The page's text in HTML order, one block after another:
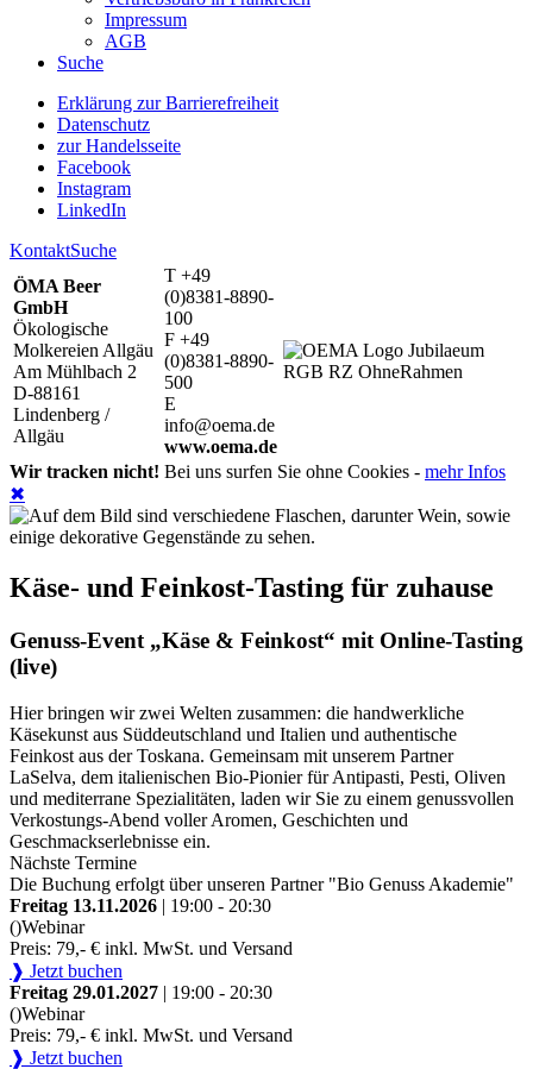
Impressum
AGB
Suche
Erklärung zur Barrierefreiheit
Datenschutz
zur Handelsseite
Facebook
Instagram
LinkedIn
KontaktSuche
ÖMA Beer
GmbH
Ökologische
Molkereien Allgäu
Am Mühlbach 2
D-88161
Lindenberg /
Allgäu
T +49
(0)8381-8890-
100
F +49
(0)8381-8890-
500
E
info@oema.de
www.oema.de
Wir tracken nicht! Bei uns surfen Sie ohne Cookies - mehr Infos
✖
Käse- und Feinkost-Tasting für zuhause
Genuss-Event „Käse & Feinkost“ mit Online-Tasting
(live)
Hier bringen wir zwei Welten zusammen: die handwerkliche
Käsekunst aus Süddeutschland und Italien und authentische
Feinkost aus der Toskana. Gemeinsam mit unserem Partner
LaSelva, dem italienischen Bio-Pionier für Antipasti, Pesti, Oliven
und mediterrane Spezialitäten, laden wir Sie zu einem genussvollen
Verkostungs-Abend voller Aromen, Geschichten und
Geschmackserlebnisse ein.
Nächste Termine
Die Buchung erfolgt über unseren Partner "Bio Genuss Akademie"
Freitag 13.11.2026 | 19:00 - 20:30
()Webinar
Preis: 79,- € inkl. MwSt. und Versand
❱ Jetzt buchen
Freitag 29.01.2027 | 19:00 - 20:30
()Webinar
Preis: 79,- € inkl. MwSt. und Versand
❱ Jetzt buchen